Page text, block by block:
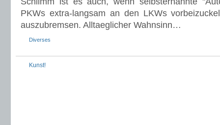
PKWs extra-langsam an den LKWs
auszubremsen. Alltaeglicher Wahnsinn…
Diverses
Kunst!